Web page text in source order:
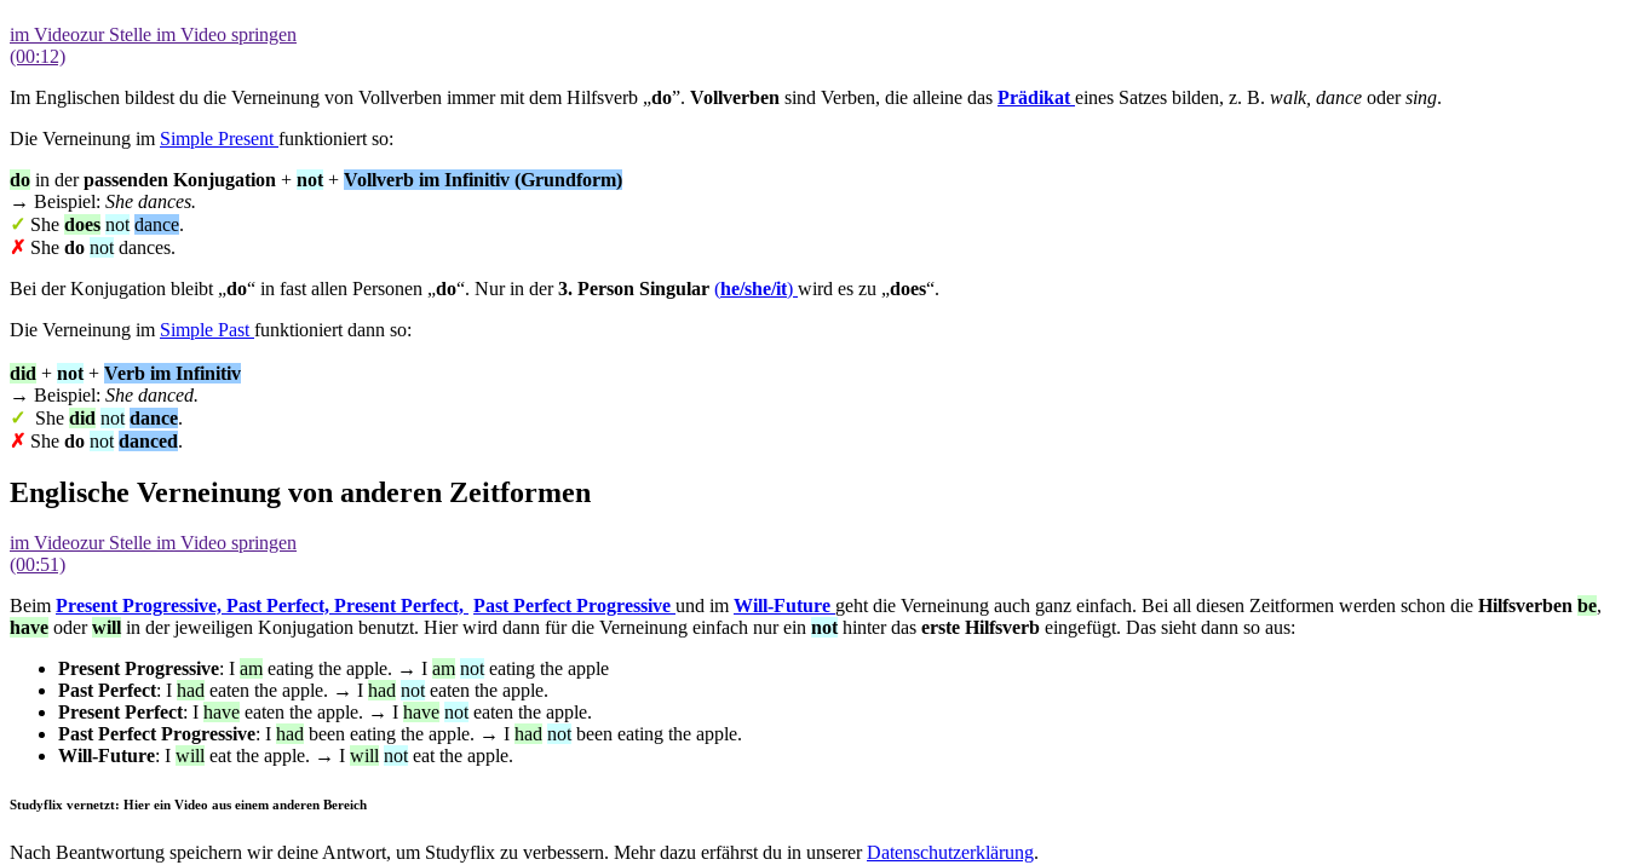
im Videozur Stelle im Video springen
(00:12)
Im Englischen bildest du die Verneinung von Vollverben immer mit dem Hilfsverb „do”. Vollverben sind Verben, die alleine das Prädikat eines Satzes bilden, z. B. walk, dance odersing.
Die Verneinung im Simple Present funktioniert so:
do in derpassenden Konjugation + not + Vollverb im Infinitiv (Grundform)
→ Beispiel: She dances.
✓ She does not dance.
✗ She do not dances.
Bei der Konjugation bleibt „do“ in fast allen Personen „do“. Nur in der3. Person Singular (he/she/it) wird es zu „does“.
Die Verneinung im Simple Past funktioniert dann so:
did + not + Verb im Infinitiv
→ Beispiel: She danced.
✓ She did not dance.
✗ She do not danced.
Englische Verneinung von anderen Zeitformen
im Videozur Stelle im Video springen
(00:51)
Beim Present Progressive, Past Perfect, Present Perfect, Past Perfect Progressive und im Will-Future geht die Verneinung auch ganz einfach. Bei all diesen Zeitformen werden schon die Hilfsverben be,
have oderwill in der jeweiligen Konjugation benutzt. Hier wird dann für die Verneinung einfach nur ein not hinter das erste Hilfsverb eingefügt. Das sieht dann so aus:
Present Progressive: I am eating the apple. → I am noteating the apple
Past Perfect: I had eaten the apple. → I had noteaten the apple.
Present Perfect: I have eaten the apple. → I have noteaten the apple.
Past Perfect Progressive: I had been eating the apple. → I had notbeen eating the apple.
Will-Future: I will eat the apple. → I will noteat the apple.
Studyflix vernetzt: Hier ein Video aus einem anderen Bereich
Nach Beantwortung speichern wir deine Antwort, um Studyflix zu verbessern. Mehr dazu erfährst du in unsererDatenschutzerklärung.